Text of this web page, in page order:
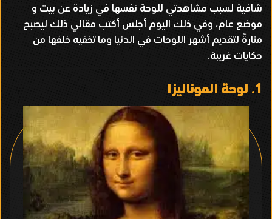
شافية لسبب مشاهدتي للوحة نفسها في زيادة عن بيت و
موضع عام، وفي ذلك اليوم أجلس أكتب مقالي ذلك ليصبح
منارةً لتقديم أشهر اللوحات في الدنيا وما تخفيه خلفها من
حكايات غريبة.
1. لوحة الموناليزا